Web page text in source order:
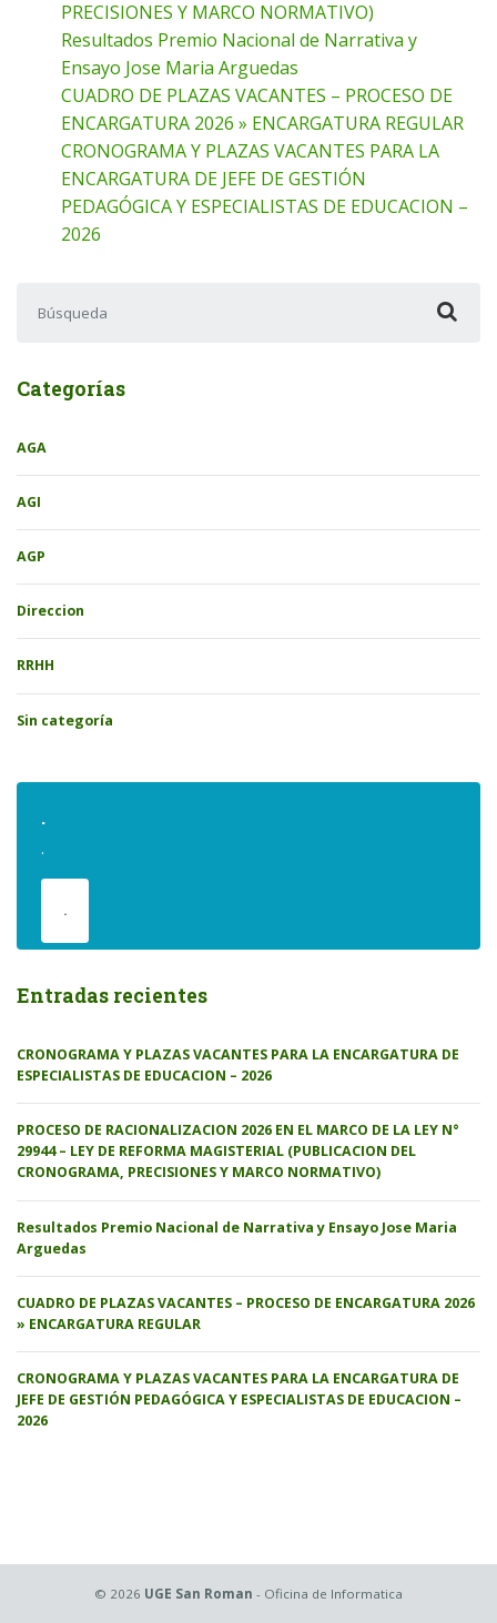
PRECISIONES Y MARCO NORMATIVO)
Resultados Premio Nacional de Narrativa y
Ensayo Jose Maria Arguedas
CUADRO DE PLAZAS VACANTES – PROCESO DE
ENCARGATURA 2026 » ENCARGATURA REGULAR
CRONOGRAMA Y PLAZAS VACANTES PARA LA
ENCARGATURA DE JEFE DE GESTIÓN
PEDAGÓGICA Y ESPECIALISTAS DE EDUCACION –
2026
Categorías
AGA
AGI
AGP
Direccion
RRHH
Sin categoría
.
.
.
Entradas recientes
CRONOGRAMA Y PLAZAS VACANTES PARA LA ENCARGATURA DE
ESPECIALISTAS DE EDUCACION – 2026
PROCESO DE RACIONALIZACION 2026 EN EL MARCO DE LA LEY N°
29944 – LEY DE REFORMA MAGISTERIAL (PUBLICACION DEL
CRONOGRAMA, PRECISIONES Y MARCO NORMATIVO)
Resultados Premio Nacional de Narrativa y Ensayo Jose Maria
Arguedas
CUADRO DE PLAZAS VACANTES – PROCESO DE ENCARGATURA 2026
» ENCARGATURA REGULAR
CRONOGRAMA Y PLAZAS VACANTES PARA LA ENCARGATURA DE
JEFE DE GESTIÓN PEDAGÓGICA Y ESPECIALISTAS DE EDUCACION –
2026
© 2026 UGE San Roman - Oficina de Informatica